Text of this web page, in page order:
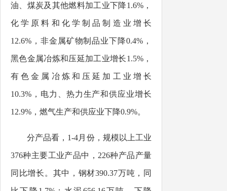
油、煤炭及其他燃料加工业下降1.6%，
化学原料和化学制品制造业增长
12.6% ，非金属矿物制品业下降0.4% ，
黑色金属冶炼和压延加工业增长1.5%，
有色金属冶炼和压延加工业增长
10.3% ，电力、热力生产和供应业增长
12.9% ，燃气生产和供应业下降0.9%。
分产品看， 1-4月份， 规模以上工业
376种主要工业产品中， 226种产品产量
同比增长 。其中，钢材390.37万吨，同